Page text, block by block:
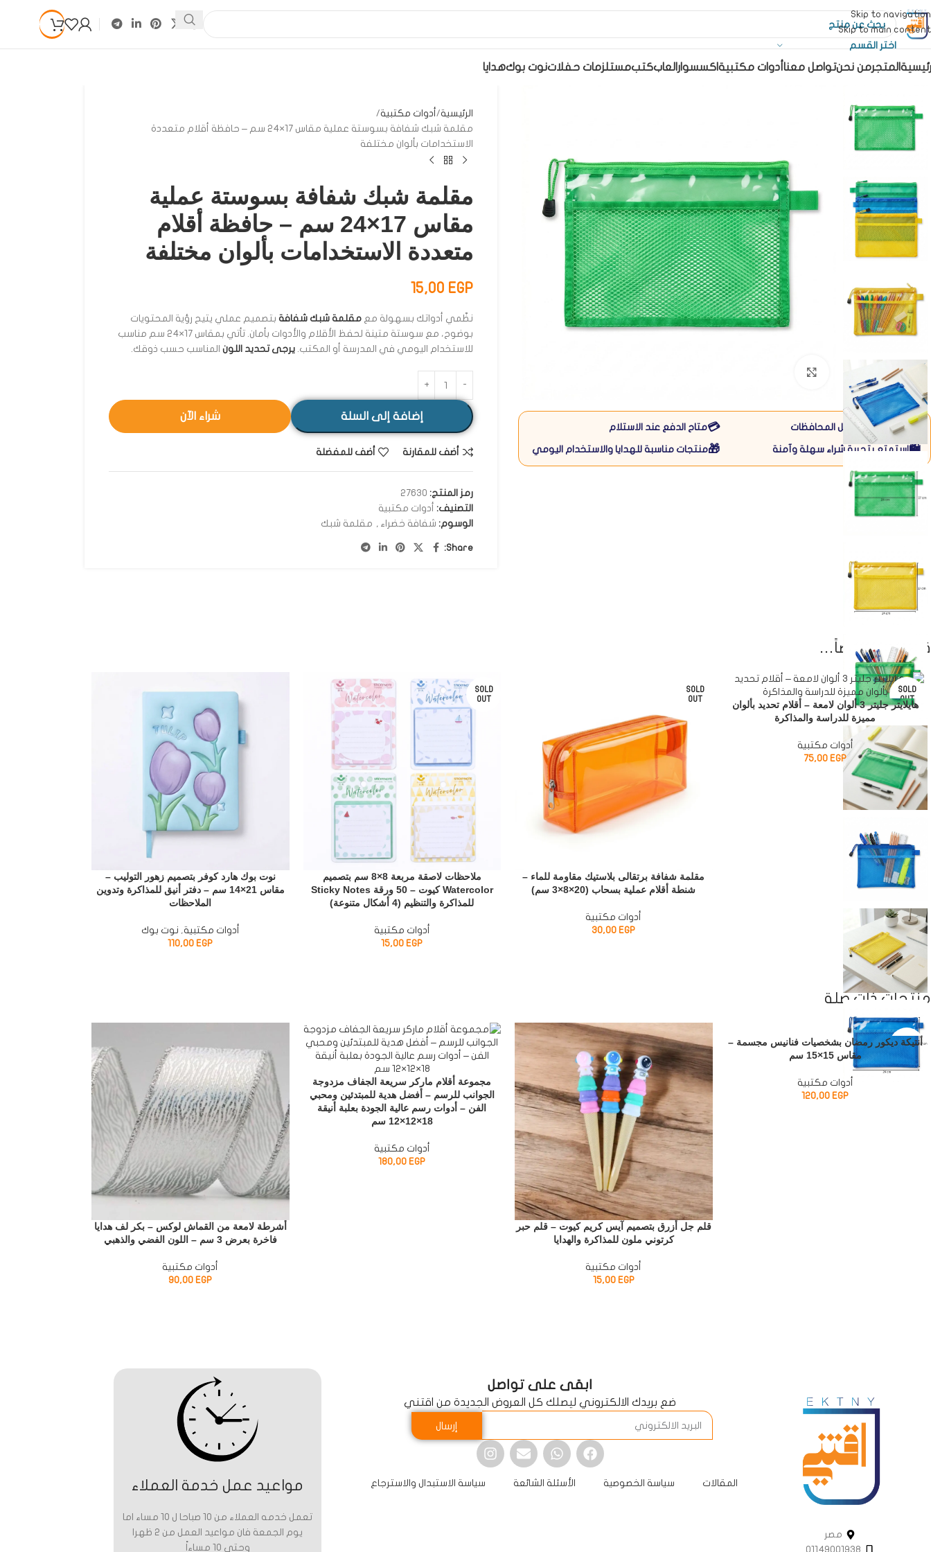
Skip to navigation
Skip to main content
اختر القسم
المتجرمن نحنتواصل معنا أدوات مكتبيةاكسسوار العابكتبمستلزمات حفلاتنوت بوكهدايا
🚚 متاح التوصيل لكل المحافظات 💳متاح الدفع عند الاستلام
🛍️استمتع بتجربة شراء سهلة وآمنة 🎁منتجات مناسبة للهدايا والاستخدام اليومي
الرئيسية أدوات مكتبية
مقلمة شبك شفافة بسوستة عملية مقاس 17×24 سم – حافظة أقلام متعددة
الاستخدامات بألوان مختلفة
مقلمة شبك شفافة بسوستة عملية
مقاس 17×24 سم – حافظة أقلام
متعددة الاستخدامات بألوان مختلفة
15,00 EGP
نظّمي أدواتك بسهولة مع مقلمة شبك شفافة بتصميم عملي يتيح رؤية المحتويات
بوضوح، مع سوستة متينة لحفظ الأقلام والأدوات بأمان. تأتي بمقاس 17×24 سم مناسب
للاستخدام اليومي في المدرسة أو المكتب. يرجى تحديد اللون المناسب حسب ذوقك.
إضافة إلى السلة شراء الآن
أضف للمقارنة أضف للمفضلة
رمز المنتج: 27630
التصنيف: أدوات مكتبية
الوسوم: شفافة خضراء , مقلمة شبك
Share:
قد يعجبك أيضاً…
SOLD
OUT
هايلايتر جليتر 3 ألوان لامعة – أقلام تحديد بألوان
مميزة للدراسة والمذاكرة
أدوات مكتبية
75,00EGP
SOLD
OUT
مقلمة شفافة برتقالى بلاستيك مقاومة للماء –
شنطة أقلام عملية بسحاب (20×8×3 سم)
أدوات مكتبية
30,00EGP
SOLD
OUT
ملاحظات لاصقة مربعة 8×8 سم بتصميم
Watercolor كيوت – 50 ورقة Sticky Notes
للمذاكرة والتنظيم (4 أشكال متنوعة)
أدوات مكتبية
15,00EGP
نوت بوك هارد كوفر بتصميم زهور التوليب –
مقاس 21×14 سم – دفتر أنيق للمذاكرة وتدوين
الملاحظات
أدوات مكتبية , نوت بوك
110,00EGP
منتجات ذات صلة
SOLD
OUT
أنتيكة ديكور رمضان بشخصيات فنانيس مجسمة –
مقاس 15×15 سم
أدوات مكتبية
120,00EGP
قلم جل أزرق بتصميم آيس كريم كيوت – قلم حبر
كرتوني ملون للمذاكرة والهدايا
أدوات مكتبية
15,00 EGP
مجموعة أقلام ماركر سريعة الجفاف مزدوجة
الجوانب للرسم – أفضل هدية للمبتدئين ومحبي
الفن – أدوات رسم عالية الجودة بعلبة أنيقة
18×12×12 سم
أدوات مكتبية
180,00EGP
أشرطة لامعة من القماش لوكس – بكر لف هدايا
فاخرة بعرض 3 سم – اللون الفضي والذهبي
أدوات مكتبية
90,00EGP
مصر
01149001938
ابقى على تواصل
ضع بريدك الالكتروني ليصلك كل العروض الجديدة من اقتني
إرسال
المقالات سياسة الخصوصية الأسئلة الشائعة سياسة الاستبدال والاسترجاع مواعيد عمل خدمة العملاء
تعمل خدمه العملاء من 10 صباحا ل 10 مساء اما
يوم الجمعة فان مواعيد العمل من 2 ظهرا
وحتى 10 مساءاً